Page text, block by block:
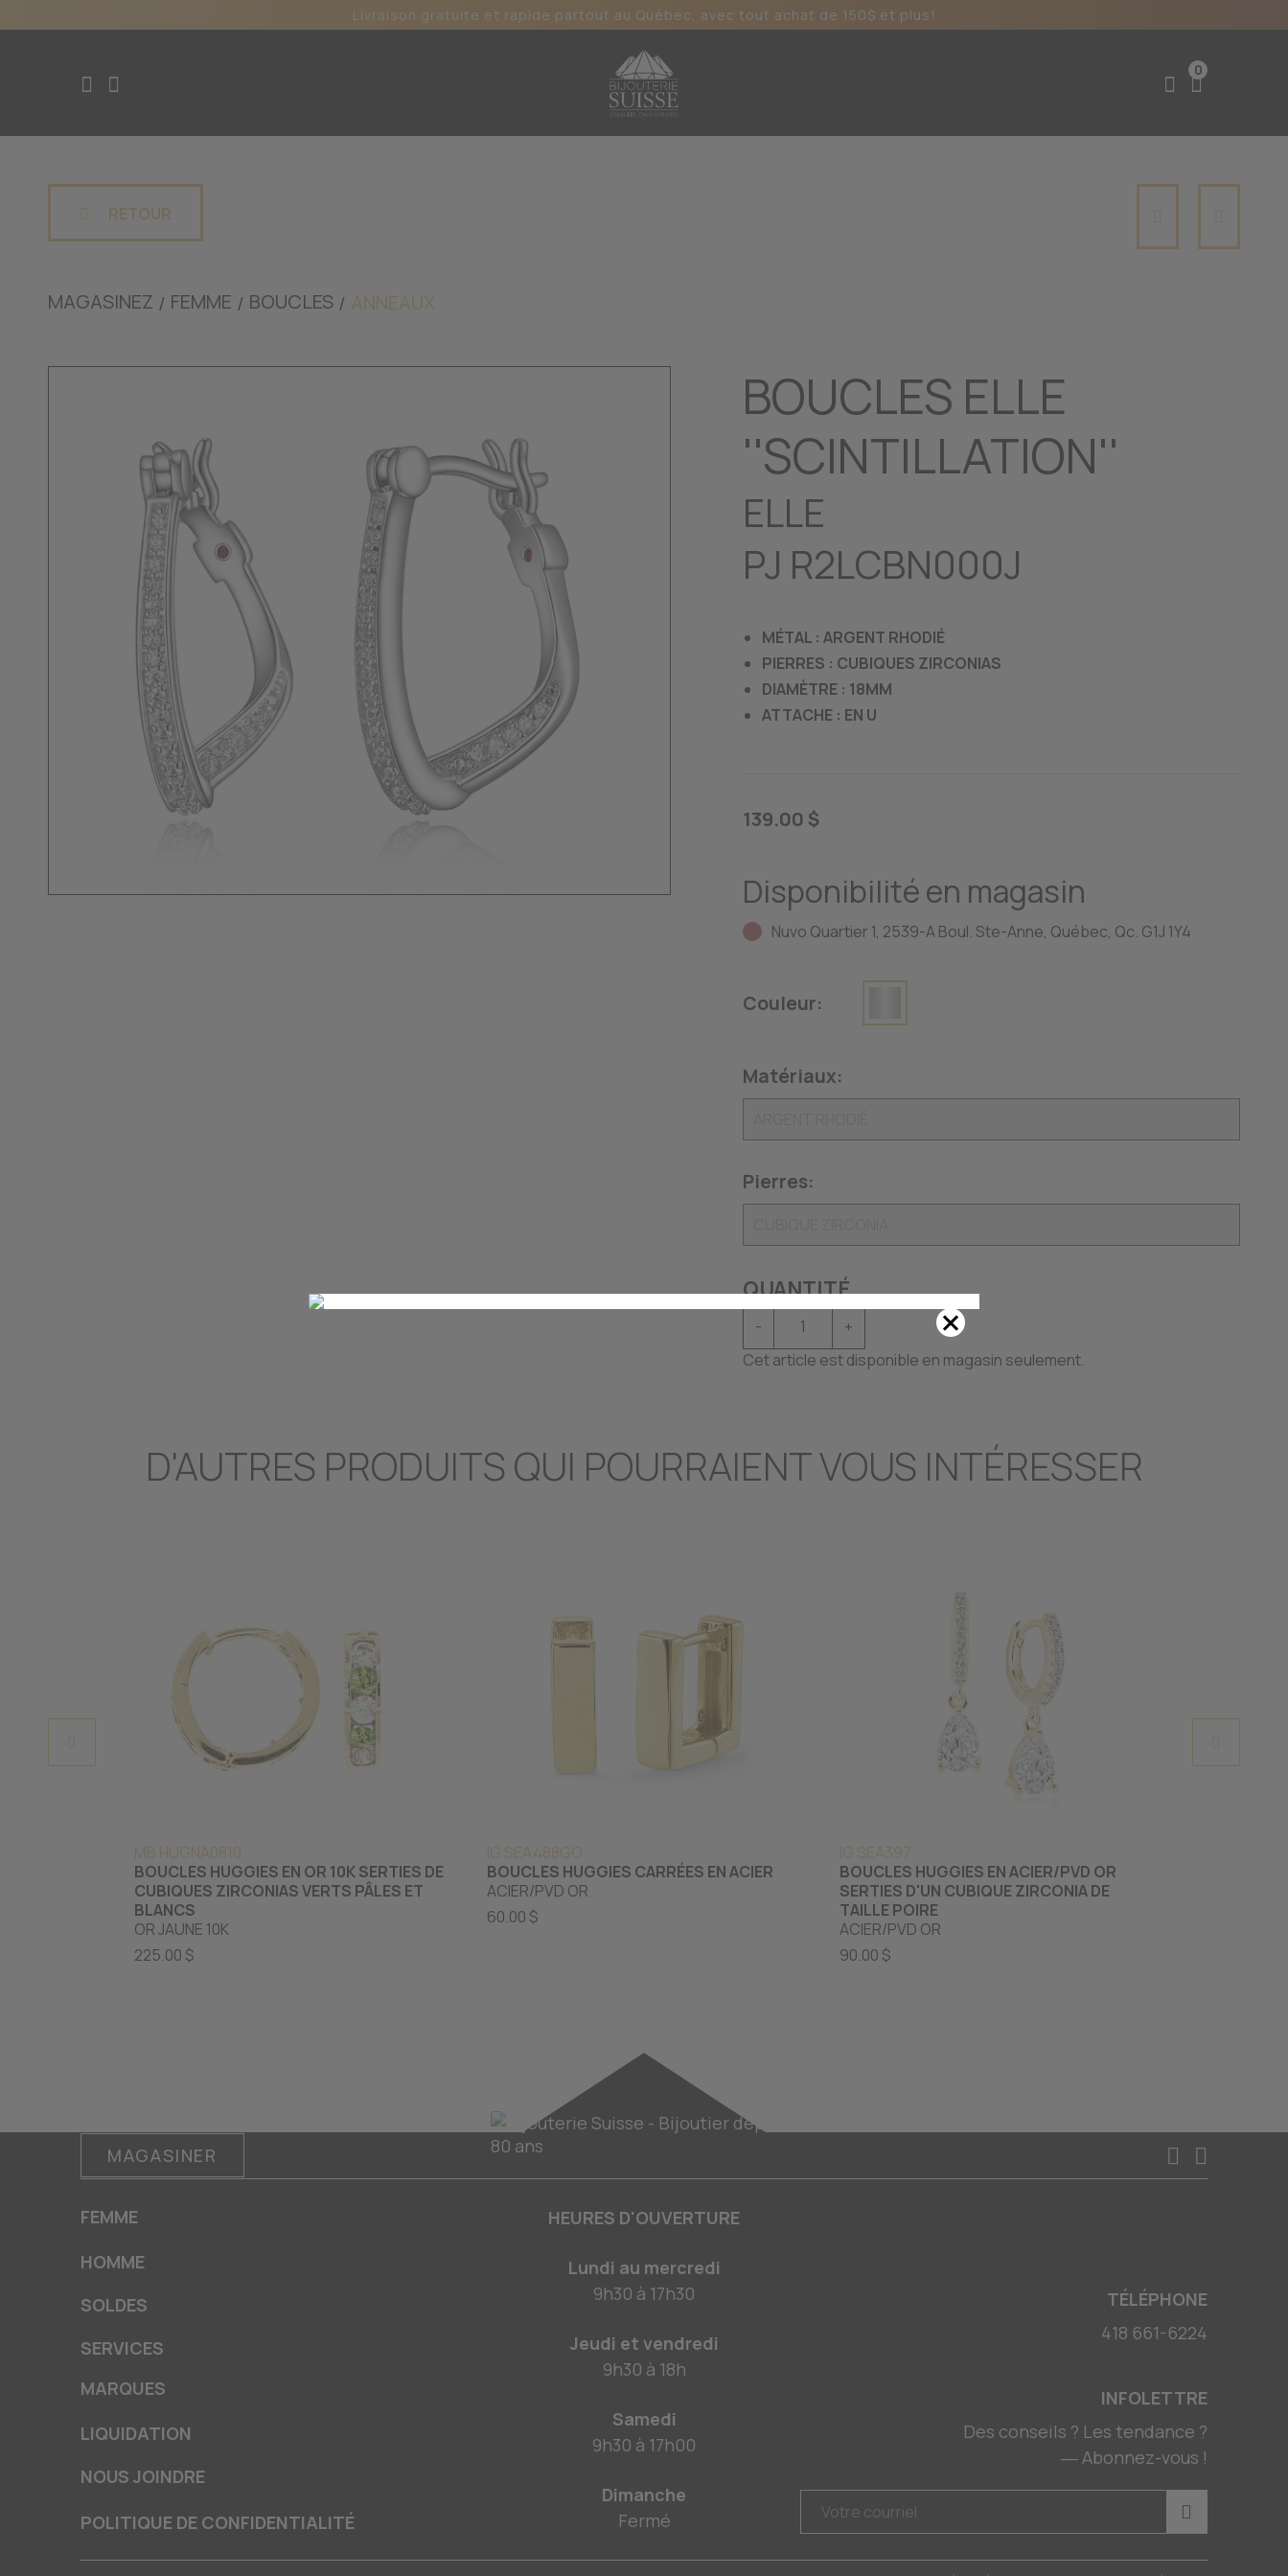
Livraison gratuite et rapide partout au Québec, avec tout achat de 150$ et plus!
0
RETOUR
MAGASINEZ FEMME BOUCLES ANNEAUX
BOUCLES ELLE
''SCINTILLATION''
ELLE
PJ R2LCBN000J
MÉTAL : ARGENT RHODIÉ
PIERRES : CUBIQUES ZIRCONIAS
DIAMÈTRE : 18MM
ATTACHE : EN U
139.00 $
Disponibilité en magasin
Nuvo Quartier 1, 2539-A Boul. Ste-Anne, Québec, Qc. G1J 1Y4
Couleur:
Matériaux:
Pierres:
QUANTITÉ
-
+
Cet article est disponible en magasin seulement.
D'AUTRES PRODUITS QUI POURRAIENT VOUS INTÉRESSER
MB HUGNA0810
BOUCLES HUGGIES EN OR 10K SERTIES DE
CUBIQUES ZIRCONIAS VERTS PÂLES ET
BLANCS
OR JAUNE 10K
225.00 $
IG SEA488GO
BOUCLES HUGGIES CARRÉES EN ACIER
ACIER/PVD OR
60.00 $
IG SEA397
BOUCLES HUGGIES EN ACIER/PVD OR
SERTIES D'UN CUBIQUE ZIRCONIA DE
TAILLE POIRE
ACIER/PVD OR
90.00 $
MAGASINER
FEMME
HOMME
SOLDES
SERVICES
MARQUES
LIQUIDATION
NOUS JOINDRE
POLITIQUE DE CONFIDENTIALITÉ
HEURES D'OUVERTURE
Lundi au mercredi
9h30 à 17h30
Jeudi et vendredi
9h30 à 18h
Samedi
9h30 à 17h00
Dimanche
Fermé
TÉLÉPHONE
418 661-6224
INFOLETTRE
Des conseils ? Les tendance ?
― Abonnez-vous !